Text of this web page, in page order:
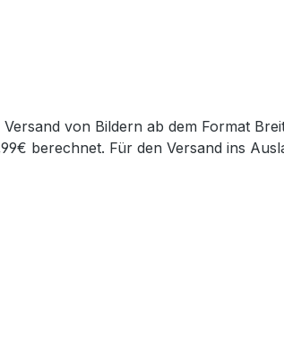
berechnet. Für den Versand ins